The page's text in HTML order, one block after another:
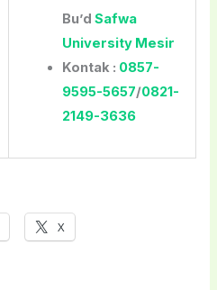
Bu’d Safwa
University Mesir
Kontak : 0857-
9595-5657/0821-
2149-3636
X